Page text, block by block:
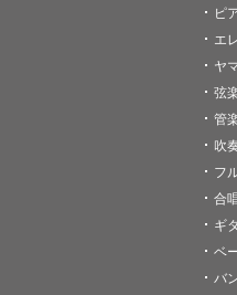
ピ
エ
ヤ
弦
管
吹
フ
合
ギ
ベ
バ